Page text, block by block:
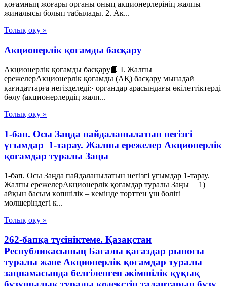
қоғамның жоғары органы оның акционерлерiнiң жалпы
жиналысы болып табылады. 2. Ак...
Толық оқу »
Акционерлік қоғамды басқару
Акционерлік қоғамды басқару📘 I. Жалпы
ережелерАкционерлік қоғамды (АҚ) басқару мынадай
қағидаттарға негізделеді:· органдар арасындағы өкілеттіктерді
бөлу (акционерлердің жалп...
Толық оқу »
1-бап. Осы Заңда пайдаланылатын негізгі
ұғымдар 1-тарау. Жалпы ережелер Акционерлік
қоғамдар туралы Заңы
1-бап. Осы Заңда пайдаланылатын негізгі ұғымдар 1-тарау.
Жалпы ережелерАкционерлік қоғамдар туралы Заңы 1)
айқын басым көпшілік – кемінде төрттен үш бөлігі
мөлшеріндегі к...
Толық оқу »
262-бапқа түсініктеме. Қазақстан
Республикасының Бағалы қағаздар рыногы
туралы және Акционерлік қоғамдар туралы
заңнамасында белгіленген әкімшілік құқық